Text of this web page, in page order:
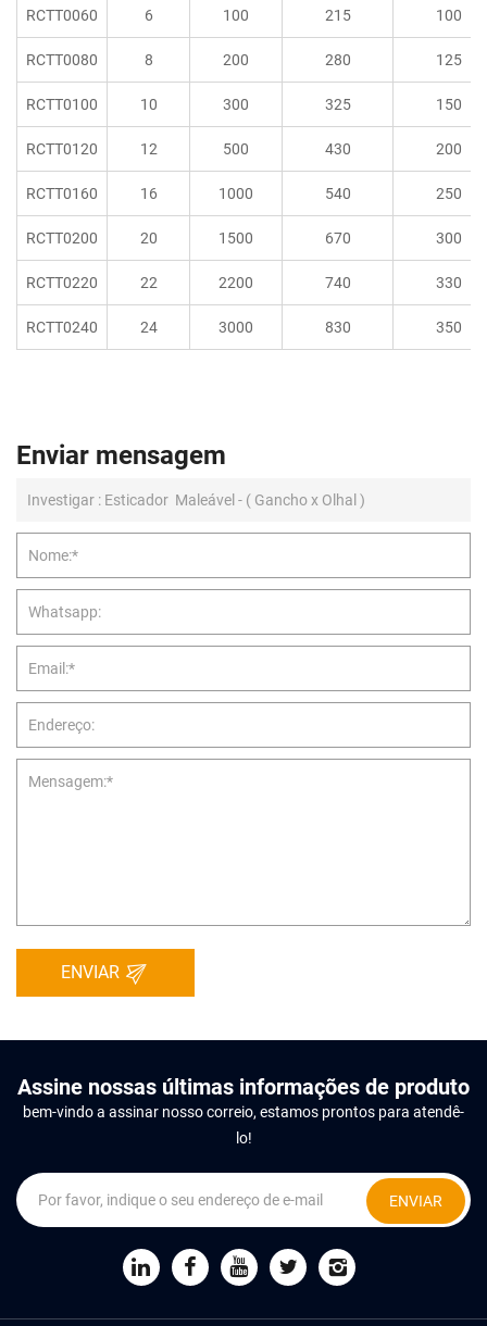
RCTT0060 6 100 215 100
RCTT0080 8 200 280 125
RCTT0100 10 300 325 150
RCTT0120 12 500 430 200
RCTT0160 16 1000 540 250
RCTT0200 20 1500 670 300
RCTT0220 22 2200 740 330
RCTT0240 24 3000 830 350
Enviar mensagem
ENVIAR
Assine nossas últimas informações de produto
bem-vindo a assinar nosso correio, estamos prontos para atendê-
lo!
ENVIAR